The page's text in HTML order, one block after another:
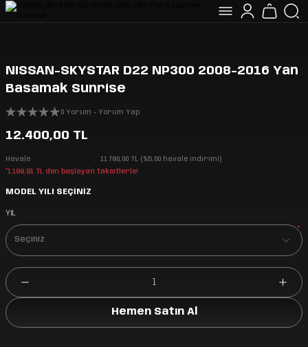
NISSAN-SKYSTAR D22 NP300 2008-2016 Yan
Basamak Sunrise
0 Yorum - Yorum Yap
12.400,00 TL
Havale
11.780,00 TL (%5,00 havale indirimi)
*1.199,91 TL den başlayan taksitlerle!
MODEL YILI SEÇİNİZ
YIL
*
Hemen Satın Al